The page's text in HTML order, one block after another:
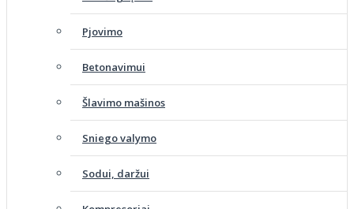
Pjovimo
Betonavimui
Šlavimo mašinos
Sniego valymo
Sodui, daržui